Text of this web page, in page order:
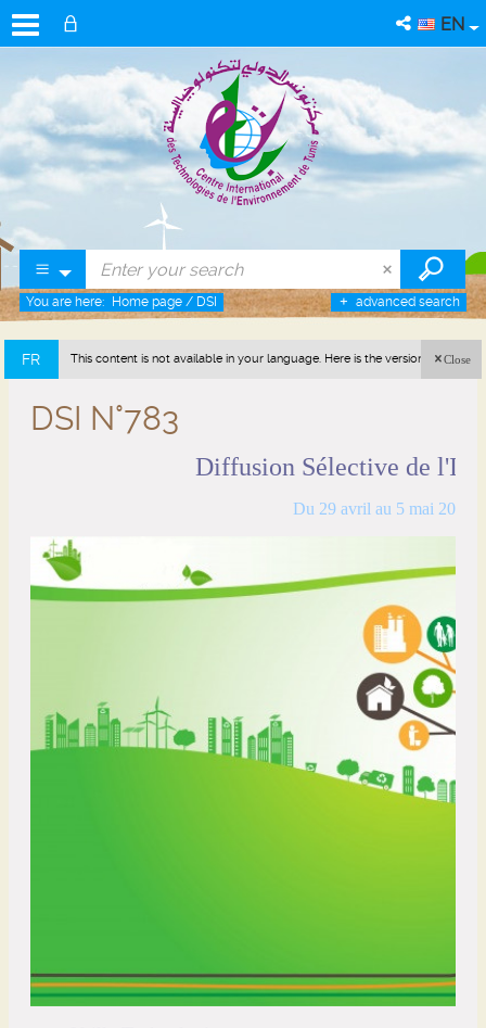
EN
advanced search
You are here: Home page / DSI
FR This content is not available in your language. Here is the version in french
Close
DSI N°783